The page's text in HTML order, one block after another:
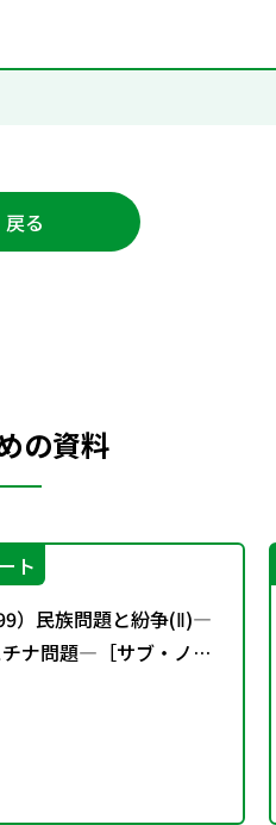
戻る
の資料
ト
）民族問題と紛争(Ⅱ)―
ナ問題―［サブ・ノー